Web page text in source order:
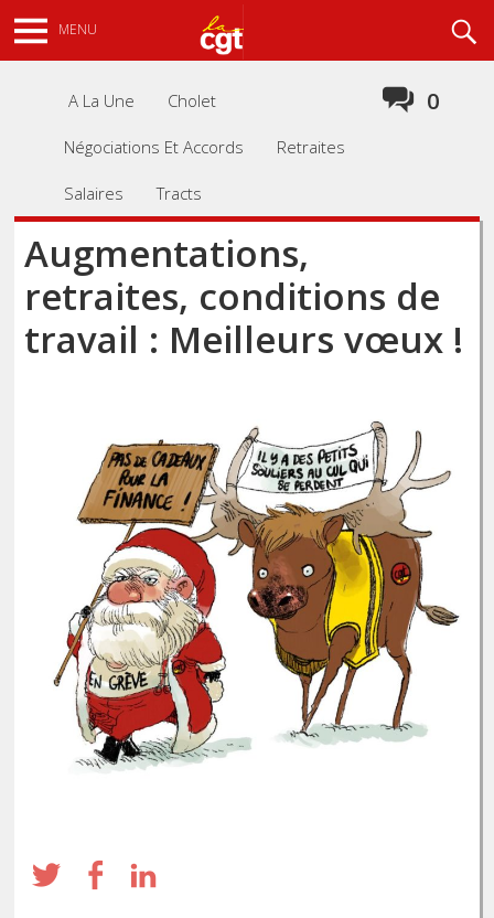
au
contenu
MENU
0
A La Une Cholet
Négociations Et Accords Retraites
Salaires Tracts
Augmentations,
retraites, conditions de
travail : Meilleurs vœux !